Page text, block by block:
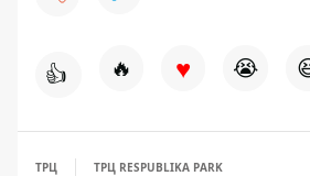
👍 🔥 ♥ 😭
ТРЦ ТРЦ RESPUBLIKA PARK